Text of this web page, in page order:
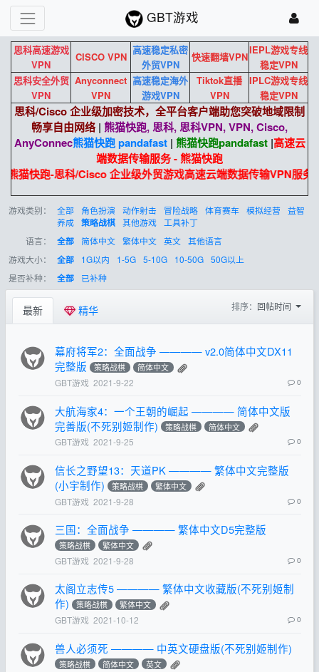
GBT游戏
思科高速游戏
VPN
CISCO VPN
高速稳定私密
外贸VPN
快速翻墙VPN
IEPL游戏专线
稳定VPN
思科安全外贸
VPN
Anyconnect
VPN
高速稳定海外
游戏VPN
Tiktok直播
VPN
IPLC游戏专线
稳定VPN
思科/Cisco 企业级加密技术，全平台客户端助您突破地域限制
畅享自由网络 | 熊猫快跑, 思科, 思科VPN, VPN, Cisco,
AnyConnec熊猫快跑 pandafast| 熊猫快跑pandafast|高速云
端数据传输服务 - 熊猫快跑
熊猫快跑-思科/Cisco 企业级外贸游戏高速云端数据传输VPN服务。
游戏类别： 全部 角色扮演 动作射击 冒险战略 体育赛车 模拟经营 益智
养成 策略战棋 其他游戏
工具补丁
语言：
全部 简体中文 繁体中文 英文 其他语言
游戏大小：
全部 1G以内 1-5G 5-10G 10-50G 50G以上
是否补种：
全部 已补种
最新 精华 排序： 回帖时间
幕府将军2：全面战争 ———— v2.0简体中文DX11
完整版
策略战棋 简体中文
GBT游戏 2021-9-22 0
大航海家4：一个王朝的崛起 ———— 简体中文版
完善版(不死别姬制作)
策略战棋 简体中文
GBT游戏 2021-9-25 0
信长之野望13：天道PK ———— 繁体中文完整版
(小宇制作)
策略战棋 繁体中文
GBT游戏 2021-9-28 0
三国：全面战争 ———— 繁体中文D5完整版
策略战棋 繁体中文
GBT游戏 2021-9-28 0
太阁立志传5 ———— 繁体中文收藏版(不死别姬制
作)
策略战棋 繁体中文
GBT游戏 2021-10-12 0
兽人必须死 ———— 中英文硬盘版(不死别姬制作)
策略战棋 简体中文 英文